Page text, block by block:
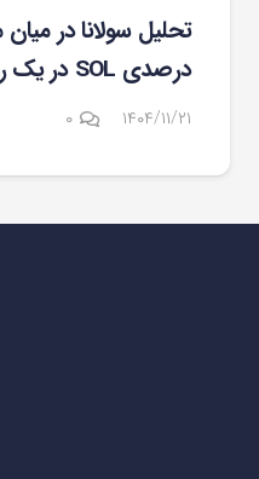
درصدی SOL در یک روز؟
۱۴۰۴/۱۱/۲۱ ۰